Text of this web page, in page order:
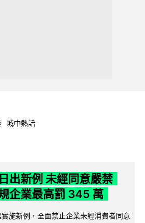
城中熱話
出新例 未經同意嚴禁
企業最高罰 345 萬
施新例，全面禁止企業未經消費者同意